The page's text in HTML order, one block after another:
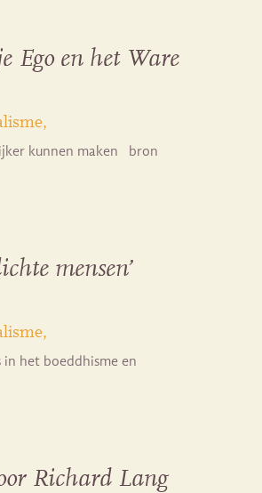
Ego en het Ware
kunnen maken bron
mensen’
het boeddhisme en
Richard Lang